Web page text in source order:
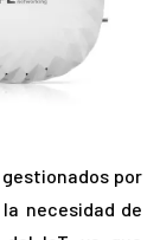
gestionados por
necesidad de